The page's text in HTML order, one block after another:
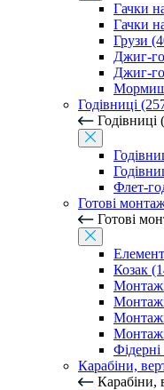
Гачки
Гачки
Грузи
Джиг-
Джиг-
Годівниці
Годівниці
Флет-
Готові
Готові
Козак
Карабіни,
Карабіни,